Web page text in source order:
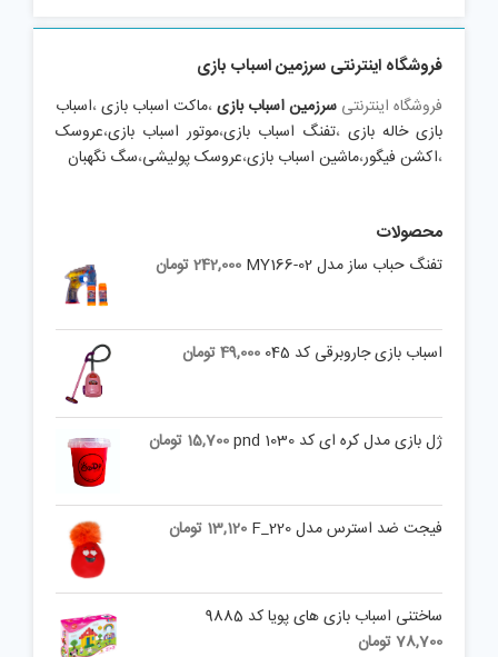
فروشگاه اینترنتی سرزمین اسباب بازی
فروشگاه اینترنتی سرزمین اسباب بازی،ماکت اسباب بازی،اسباب
بازی خاله بازی ،تفنگ اسباب بازی،موتور اسباب بازی،عروسک
،اکشن فیگور،ماشین اسباب بازی،عروسک پولیشی،سگ نگهبان
محصولات
تفنگ حباب ساز مدل MY166-02 242,000تومان
اسباب بازی جاروبرقی کد 045 49,000تومان
ژل بازی مدل کره ای کد pnd 1030 15,700 تومان
فیجت ضد استرس مدل F_220 13,120 تومان
ساختنی اسباب بازی های پویا کد 9885
78,700تومان